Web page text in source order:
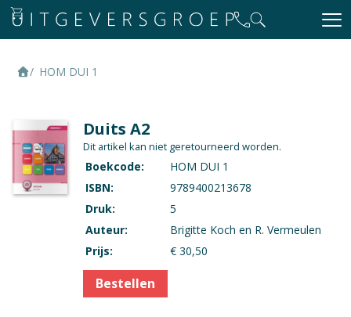
HOM DUI 1
Duits A2
Dit artikel kan niet geretourneerd worden.
Boekcode:
HOM DUI 1
ISBN:
9789400213678
Druk:
5
Auteur:
Brigitte Koch en R. Vermeulen
Prijs:
€ 30,50
Bestellen